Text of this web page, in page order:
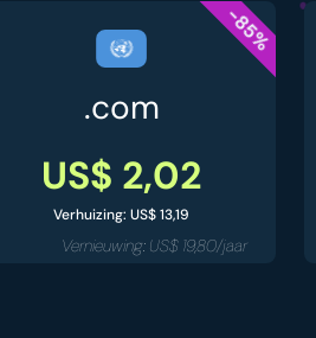
-85%
.com
US$ 2,02
Verhuizing: US$ 13,19
Vernieuwing: US$ 19,80/jaar